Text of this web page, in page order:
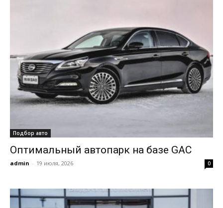
Подбор авто
Оптимальный автопарк на базе GAC
admin - 19 июля, 2026 0